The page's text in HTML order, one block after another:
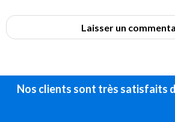
Laisser un
Nos clients sont très satisfaits